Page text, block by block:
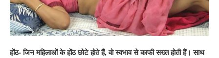
होंठ- जिन महिलाओं के होंठ छोटे होते हैं, वो स्वभाव से काफी सख्त होती हैं। साथ